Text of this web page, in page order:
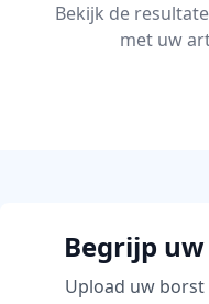
Bekijk de
met uw
Begrijp
Upload uw